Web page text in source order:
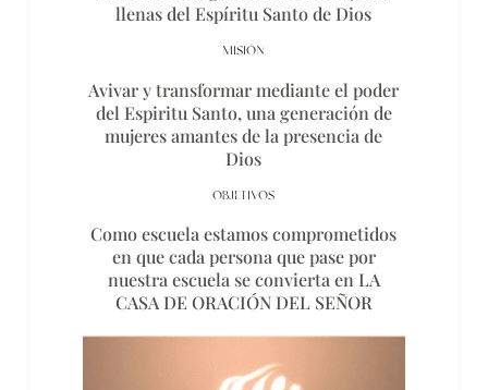
llenas del Espíritu Santo de Dios
MISIÓN
Avivar y transformar mediante el poder
del Espiritu Santo, una generación de
mujeres amantes de la presencia de
Dios
OBJETIVOS
Como escuela estamos comprometidos
en que cada persona que pase por
nuestra escuela se convierta en LA
CASA DE ORACIÓN DEL SEÑOR